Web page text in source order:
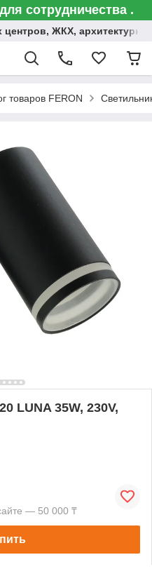
сотрудничества .
ЖКХ,
товаров FERON
LUNA 35W, 230V,
— 50 000 ₸